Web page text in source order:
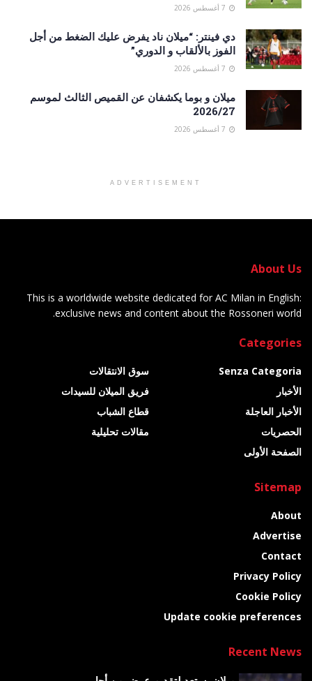
دي فينتر: “ميلان ناد يفرض عليك الضغط من أجل
الفوز بالألقاب و الدوري”
ميلان و بوما يكشفان عن القميص الثالث لموسم
2026/27
ADVERTISEMENT
About Us
This is a worldwide website dedicated for AC Milan in English:
exclusive news and content about the Rossoneri world.
Categories
Senza Categoria
الأخبار
الأخبار العاجلة
الحصريات
الصفحة الأولى
سوق الانتقالات
فريق الميلان للسيدات
قطاع الشباب
مقالات تحليلية
Sitemap
About
Advertise
Contact
Privacy Policy
Cookie Policy
Update cookie preferences
Recent News